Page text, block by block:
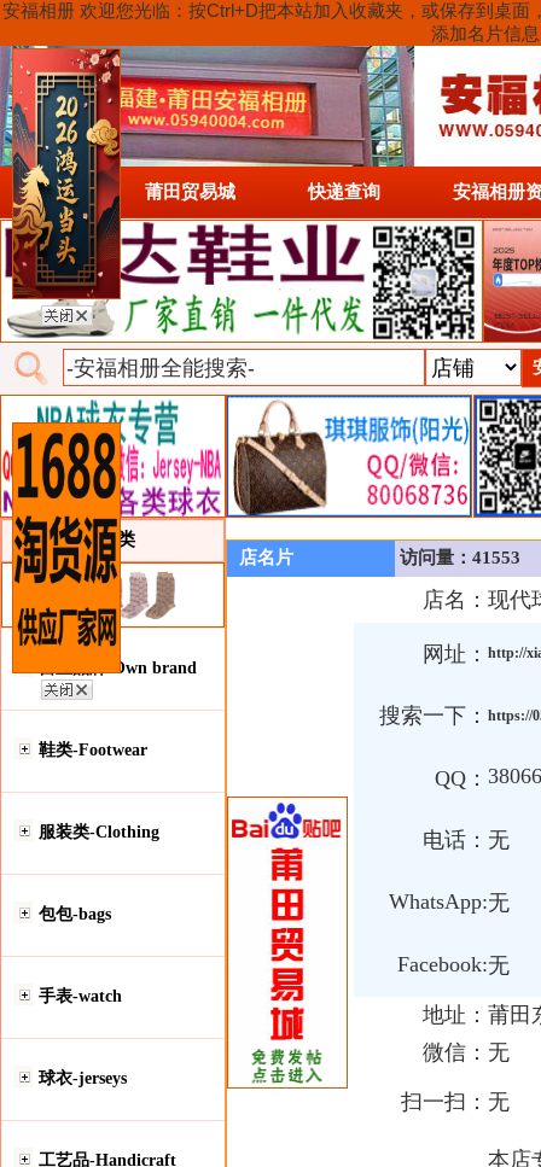
安福相册 欢迎您光临：按Ctrl+D把本站加入收藏夹，或保存到桌
添加名片信
首页 莆田贸易城 快递查询 安福相册
类目详细分类
自主品牌-Own brand
鞋类-Footwear
服装类-Clothing
包包-bags
手表-watch
球衣-jerseys
工艺品-Handicraft
店名片 访问量：41553
店名： 现代
网址： http://
搜索一下： https://
QQ：
电话： 无
WhatsApp:无
Facebook:无
地址： 莆田
微信： 无
扫一扫： 无
本店